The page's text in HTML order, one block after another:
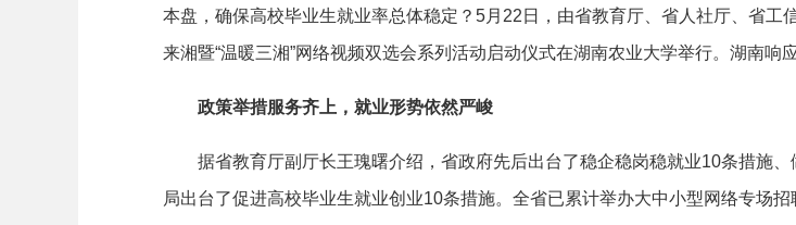
本盘，确保高校毕业生就业率总体稳定？5月22日，由省教育厅、省人社厅、省工
来湘暨“温暖三湘”网络视频双选会系列活动启动仪式在湖南农业大学举行。湖南响
政策举措服务齐上，就业形势依然严峻
据省教育厅副厅长王瑰曙介绍，省政府先后出台了稳企稳岗稳就业10条措施、
局出台了促进高校毕业生就业创业10条措施。全省已累计举办大中小型网络专场